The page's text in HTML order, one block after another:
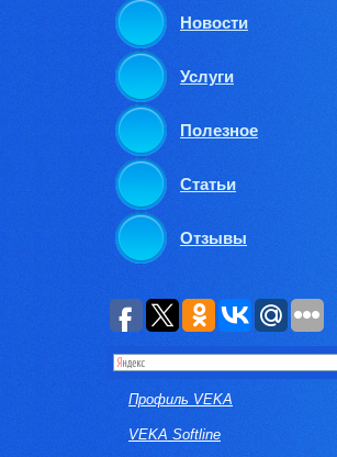
Новости
Услуги
Полезное
Статьи
Отзывы
Профиль VEKA
VEKA Softline